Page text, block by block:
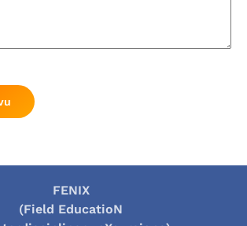
FENIX
(Field EducatioN